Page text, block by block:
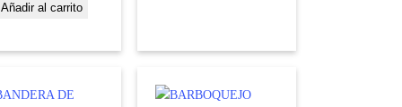
Añadir al carrito